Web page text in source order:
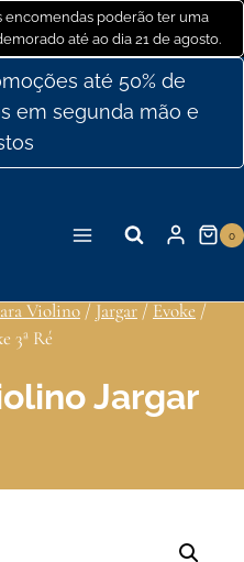
encomendas poderão ter uma
até ao dia 21 de agosto.
até 50% de
em segunda mão e
0
Violino / Jargar / Evoke /
3ª Ré
Jargar